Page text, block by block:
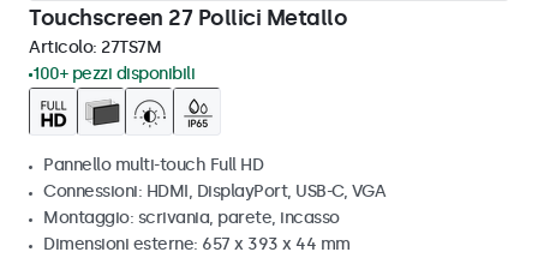
Touchscreen 27 Pollici Metallo
Articolo: 27TS7M
100+ pezzi disponibili
Pannello multi-touch Full HD
Connessioni: HDMI, DisplayPort, USB-C, VGA
Montaggio: scrivania, parete, incasso
Dimensioni esterne: 657 x 393 x 44 mm